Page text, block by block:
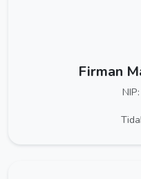
Firman